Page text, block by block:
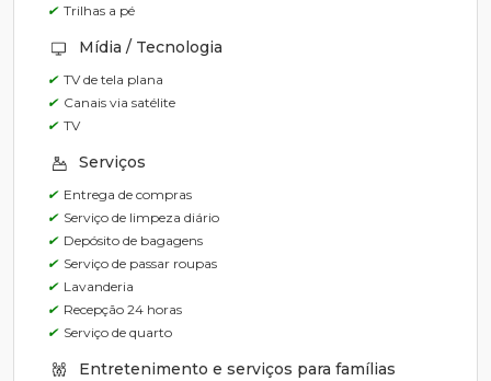
✔ Trilhas a pé
Mídia / Tecnologia
✔ TV de tela plana
✔ Canais via satélite
✔ TV
Serviços
✔ Entrega de compras
✔ Serviço de limpeza diário
✔ Depósito de bagagens
✔ Serviço de passar roupas
✔ Lavanderia
✔ Recepção 24 horas
✔ Serviço de quarto
Entretenimento e serviços para famílias